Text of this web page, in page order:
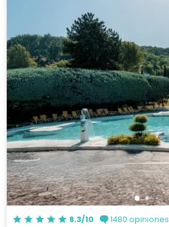
8.3/10 1480 opiniones